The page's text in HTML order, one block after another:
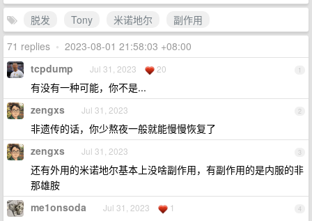
脱发
Tony 米诺地尔
副作用
71 replies • 2023-08-01 21:58:03 +08:00
1
tcpdump Jul 31, 2023 20
有没有一种可能，你不是...
2
zengxs Jul 31, 2023
非遗传的话，你少熬夜一般就能慢慢恢复了
3
zengxs Jul 31, 2023
还有外用的米诺地尔基本上没啥副作用，有副作用的是内服的非
那雄胺
4
me1onsoda Jul 31, 2023 1